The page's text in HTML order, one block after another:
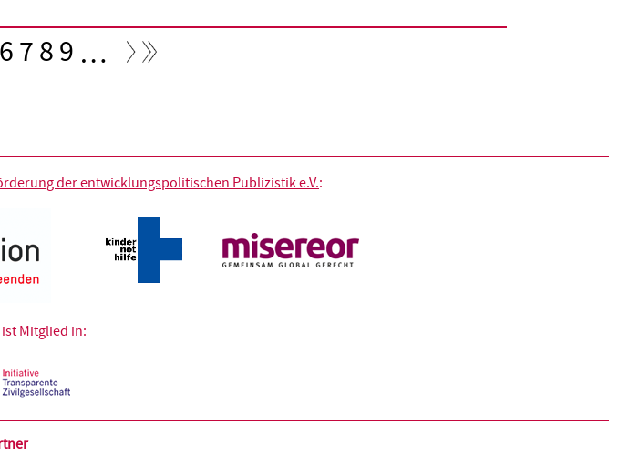
Seite
6Seite
7Seite
8Seite
9 …
der entwicklungspolitischen Publizistik e.V.:
Mitglied in: